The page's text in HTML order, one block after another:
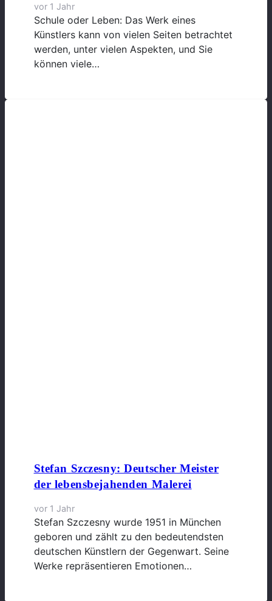
vor 1 Jahr
Schule oder Leben: Das Werk eines
Künstlers kann von vielen Seiten betrachtet
werden, unter vielen Aspekten, und Sie
können viele…
Stefan Szczesny: Deutscher Meister
der lebensbejahenden Malerei
vor 1 Jahr
Stefan Szczesny wurde 1951 in München
geboren und zählt zu den bedeutendsten
deutschen Künstlern der Gegenwart. Seine
Werke repräsentieren Emotionen…